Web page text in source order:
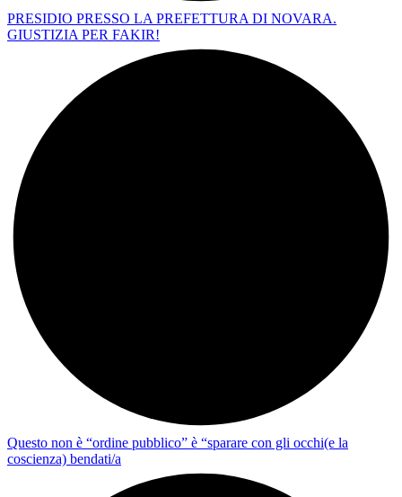
PRESIDIO PRESSO LA PREFETTURA DI NOVARA.
GIUSTIZIA PER FAKIR!
Questo non è “ordine pubblico” è “sparare con gli occhi(e la
coscienza) bendati/a